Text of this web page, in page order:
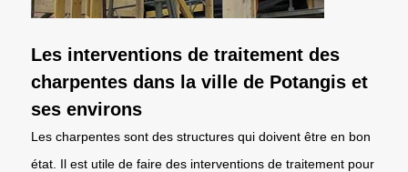
Les interventions de traitement des
charpentes dans la ville de Potangis et
ses environs
Les charpentes sont des structures qui doivent être en bon
état. Il est utile de faire des interventions de traitement pour